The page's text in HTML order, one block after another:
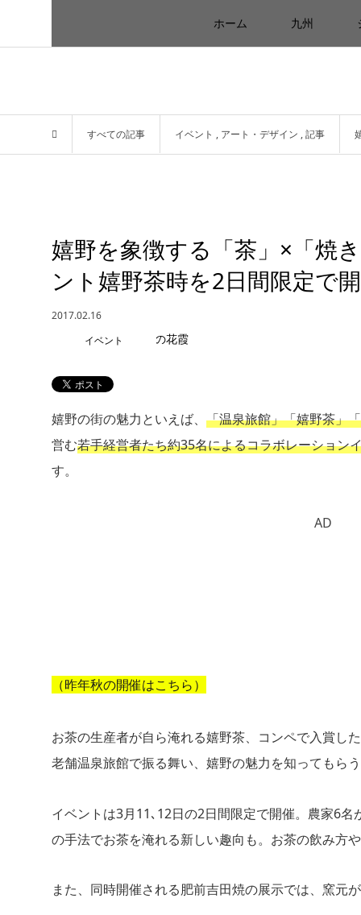
ホーム 九州
すべての記事 イベント , アート・デザイン ,記事
嬉野を象徴する「茶」×「焼
ント嬉野茶時を2日間限定で
2017.02.16
イベント
嬉野の街の魅力といえば、 「温泉旅館」「嬉野茶」
営む若手経営者たち約35名によるコラボレーション
す。
AD
（昨年秋の開催はこちら）
お茶の生産者が自ら淹れる嬉野茶、コンペで入賞し
老舗温泉旅館で振る舞い、嬉野の魅力を知ってもら
イベントは3月11､12日の2日間限定で開催。農家6
の手法でお茶を淹れる新しい趣向も。お茶の飲み方
また、同時開催される肥前吉田焼の展示では、窯元